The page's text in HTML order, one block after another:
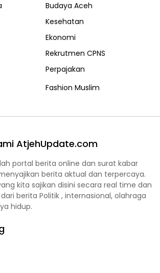
Budaya Aceh
Kesehatan
Ekonomi
Rekrutmen CPNS
Perpajakan
Fashion Muslim
AtjehUpdate.com
portal berita online dan surat kabar
berita aktual dan terpercaya.
kita sajikan disini secara real time dan
berita Politik , internasional, olahraga
hidup.